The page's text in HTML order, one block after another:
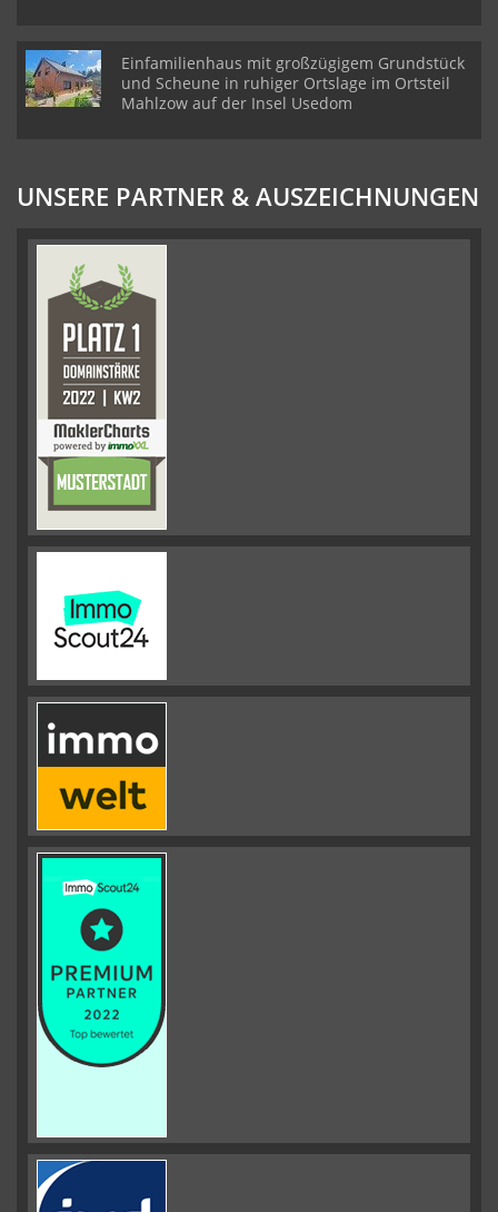
Einfamilienhaus mit großzügigem Grundstück
und Scheune in ruhiger Ortslage im Ortsteil
Mahlzow auf der Insel Usedom
UNSERE PARTNER & AUSZEICHNUNGEN